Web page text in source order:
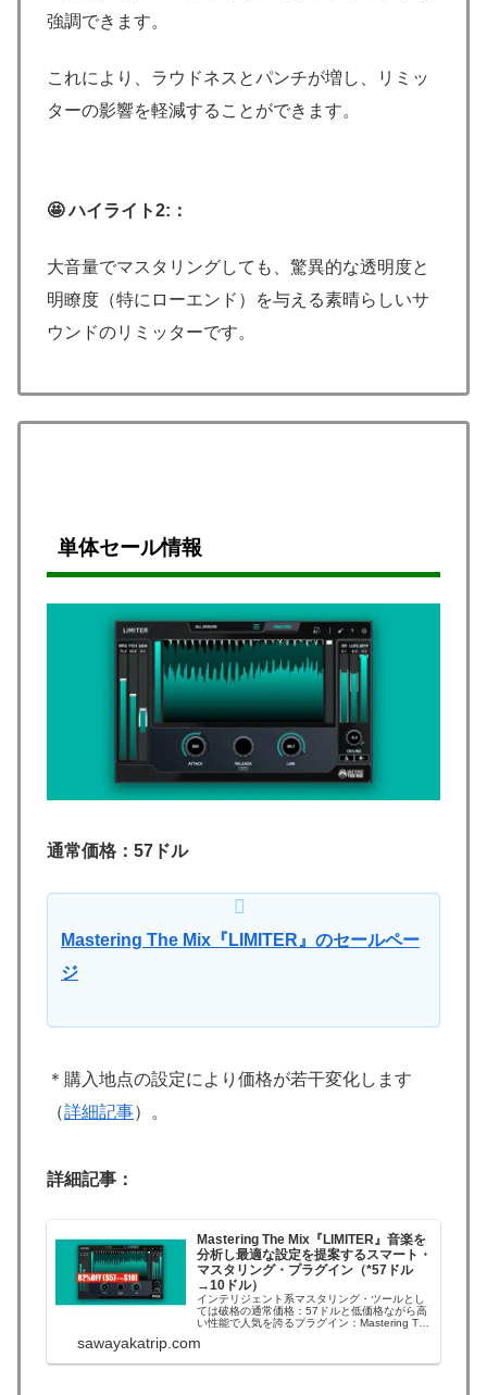
強調できます。
これにより、ラウドネスとパンチが増し、リミッ
ターの影響を軽減することができます。
🤩 ハイライト2:：
大音量でマスタリングしても、驚異的な透明度と
明瞭度（特にローエンド）を与える素晴らしいサ
ウンドのリミッターです。
単体セール情報
通常価格：57ドル
Mastering The Mix『LIMITER』のセールペー
ジ
＊購入地点の設定により価格が若干変化します
（詳細記事）。
詳細記事：
Mastering The Mix『LIMITER』音楽を
分析し最適な設定を提案するスマート・
マスタリング・プラグイン（*57ドル
→10ドル）
インテリジェント系マスタリング・ツールとし
ては破格の通常価格：57ドルと低価格ながら高
い性能で人気を誇るプラグイン：Mastering The
Friday セール 2025Mastering The Mix セール
sawayakatrip.com